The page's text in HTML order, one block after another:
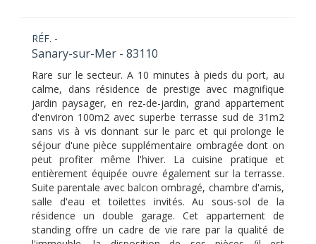
RÉF. -
Sanary-sur-Mer - 83110
Rare sur le secteur. A 10 minutes à pieds du port, au
calme, dans résidence de prestige avec magnifique
jardin paysager, en rez-de-jardin, grand appartement
d'environ 100m2 avec superbe terrasse sud de 31m2
sans vis à vis donnant sur le parc et qui prolonge le
séjour d'une pièce supplémentaire ombragée dont on
peut profiter même l'hiver. La cuisine pratique et
entièrement équipée ouvre également sur la terrasse.
Suite parentale avec balcon ombragé, chambre d'amis,
salle d'eau et toilettes invités. Au sous-sol de la
résidence un double garage. Cet appartement de
standing offre un cadre de vie rare par la qualité de